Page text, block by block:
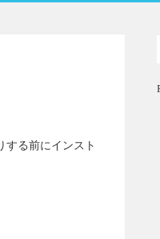
する前にインスト